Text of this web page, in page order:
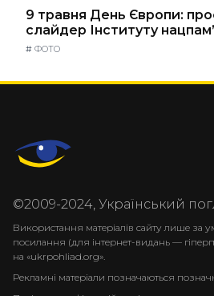
9 травня День Європи:
слайдер Інституту
# ФОТО
©2009-2024, Український
Використання матеріалів сайту лише за
посилання (для інтернет-видань —
на «ukrpohliad.org».
Рекламні матеріали позначаються